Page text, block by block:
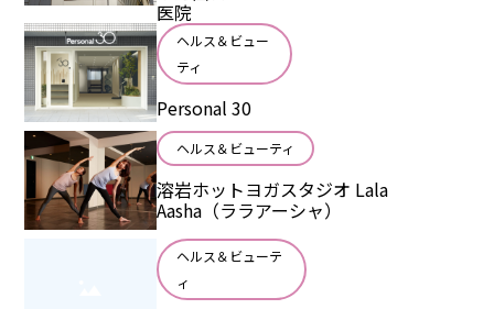
医院
ヘルス＆ビュー
ティ
Personal 30
ヘルス＆ビューティ
溶岩ホットヨガスタジオ Lala
Aasha（ララアーシャ）
ヘルス＆ビューテ
ィ